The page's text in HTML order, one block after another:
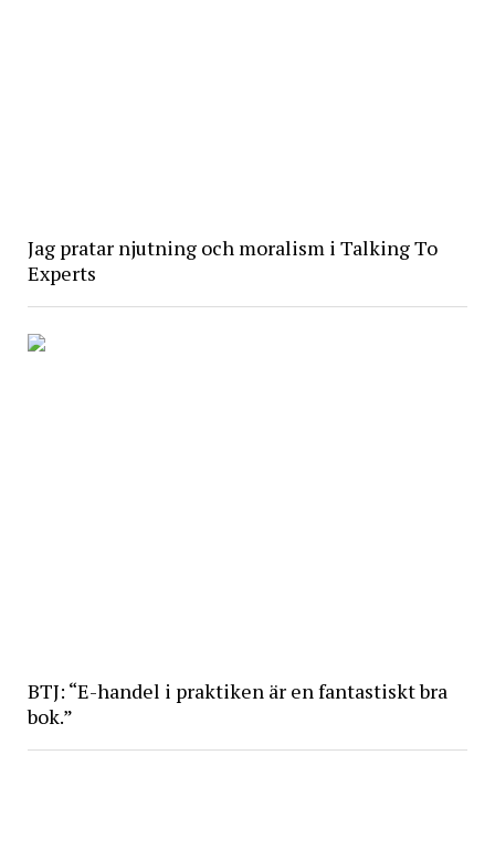
Jag pratar njutning och moralism i Talking To
Experts
BTJ: “E-handel i praktiken är en fantastiskt bra
bok.”